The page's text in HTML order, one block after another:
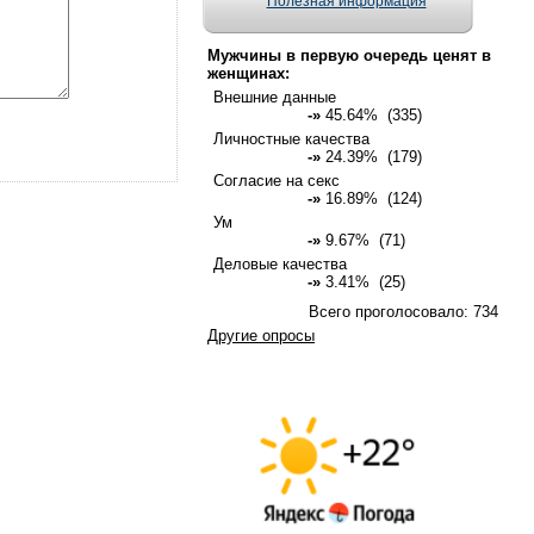
Мужчины в первую очередь ценят в
женщинах:
Внешние данные
-» 45.64% (335)
Личностные качества
-» 24.39% (179)
Согласие на секс
-» 16.89% (124)
Ум
-» 9.67% (71)
Деловые качества
-» 3.41% (25)
Всего проголосовало: 734
Другие опросы